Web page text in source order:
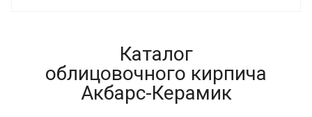
Каталог
облицовочного кирпича
Акбарс-Керамик